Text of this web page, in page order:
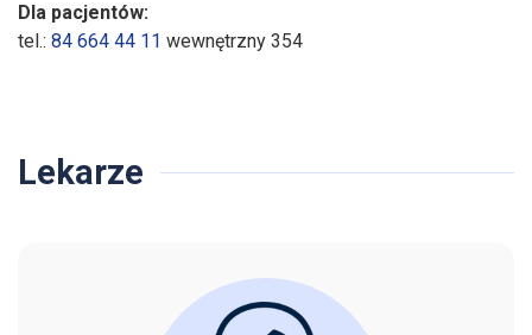
Dla pacjentów:
tel.: 84 664 44 11 wewnętrzny 354
Lekarze